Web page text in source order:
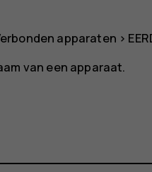
apparaten >
van een apparaat.